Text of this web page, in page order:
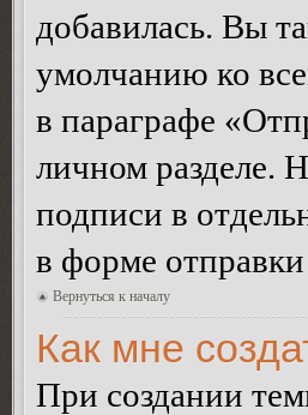
добавилась. Вы
умолчанию ко
в параграфе
личном разделе.
подписи в
в форме
Вернуться к началу
Как мне
При создании